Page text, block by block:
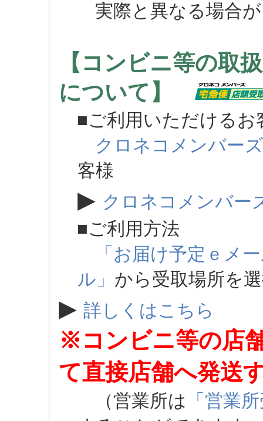
実際と異なる場合が
【コンビニ等の取
について】
■ご利用いただけるお
クロネコメンバーズ
客様
▶ クロネコメンバー
■ご利用方法
「お届け予定ｅメ
ル」 から受取場所を
▶ 詳しくはこちら
※コンビニ等の店
て直接店舗へ発送
（営業所は 「営業